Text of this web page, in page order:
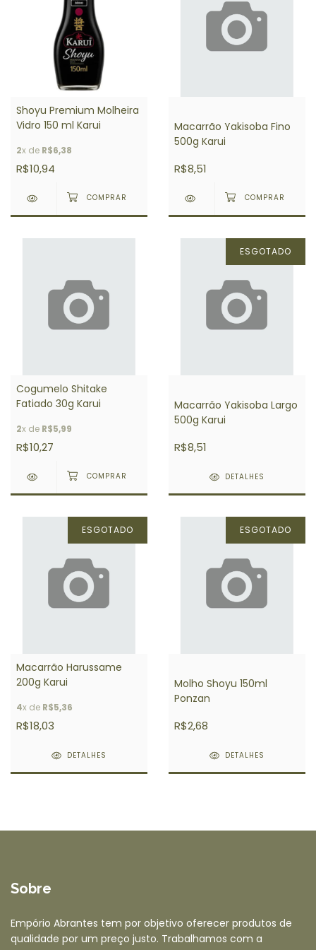
Shoyu Premium Molheira
Vidro 150 ml Karui
2x de R$6,38
R$10,94
Macarrão Yakisoba Fino
500g Karui
R$8,51
Cogumelo Shitake
Fatiado 30g Karui
2x de R$5,99
R$10,27
ESGOTADO
Macarrão Yakisoba Largo
500g Karui
R$8,51
DETALHES
ESGOTADO
Macarrão Harussame
200g Karui
4x de R$5,36
R$18,03
DETALHES
ESGOTADO
Molho Shoyu 150ml
Ponzan
R$2,68
DETALHES
Sobre
Empório Abrantes tem por objetivo oferecer produtos de
qualidade por um preço justo. Trabalhamos com a